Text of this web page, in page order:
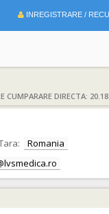
INREGISTRARE /
CUMPARARE DIRECTA:
Romania